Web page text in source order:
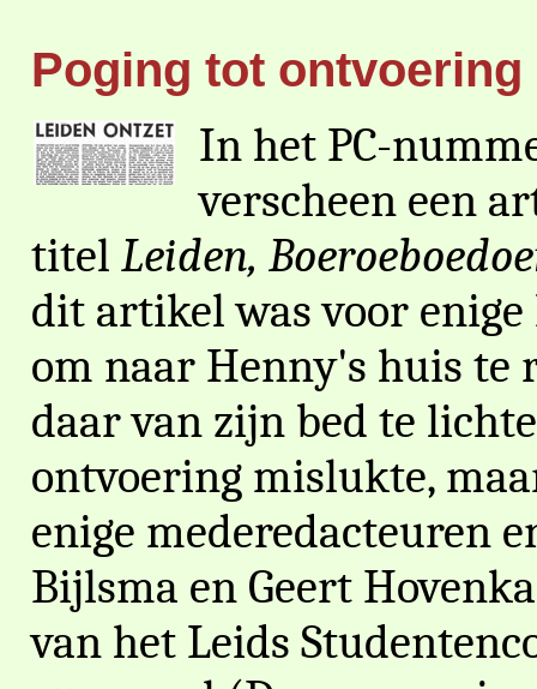
Poging tot ontvoering
In het PC-
verscheen een
titel Leiden,
dit artikel was voor
om naar Henny's huis te
daar van zijn bed te
ontvoering mislukte,
enige mederedacteuren
Bijlsma en Geert
van het Leids